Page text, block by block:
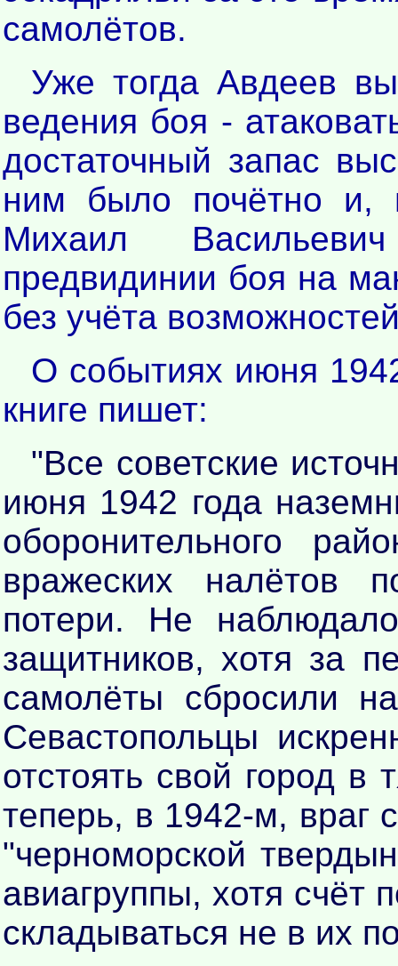
самолётов.
Уже тогда Авдеев
ведения боя -
достаточный запас
ним было почётно
Михаил
предвидинии боя на
без учёта
О событиях июня
книге пишет:
"Все советские
июня 1942 года
оборонительного
вражеских налётов
потери. Не
защитников, хотя за
самолёты сбросили
Севастопольцы
отстоять свой город
теперь, в 1942-м, враг
"черноморской
авиагруппы, хотя
складываться не в их